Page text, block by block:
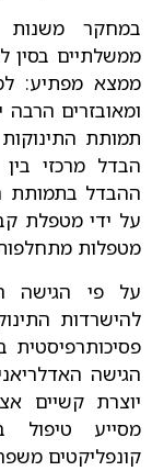
ממשלתיים בסין
ממצא מפתיע:
ומאובזרים
תמותת
הבדל מרכזי
ההבדל בתמותת
על ידי מטפלת
מטפלות
על פי הגישה
להישרדות
הגישה
יוצרת קשיים
מסייע טיפול
קונפליקטים